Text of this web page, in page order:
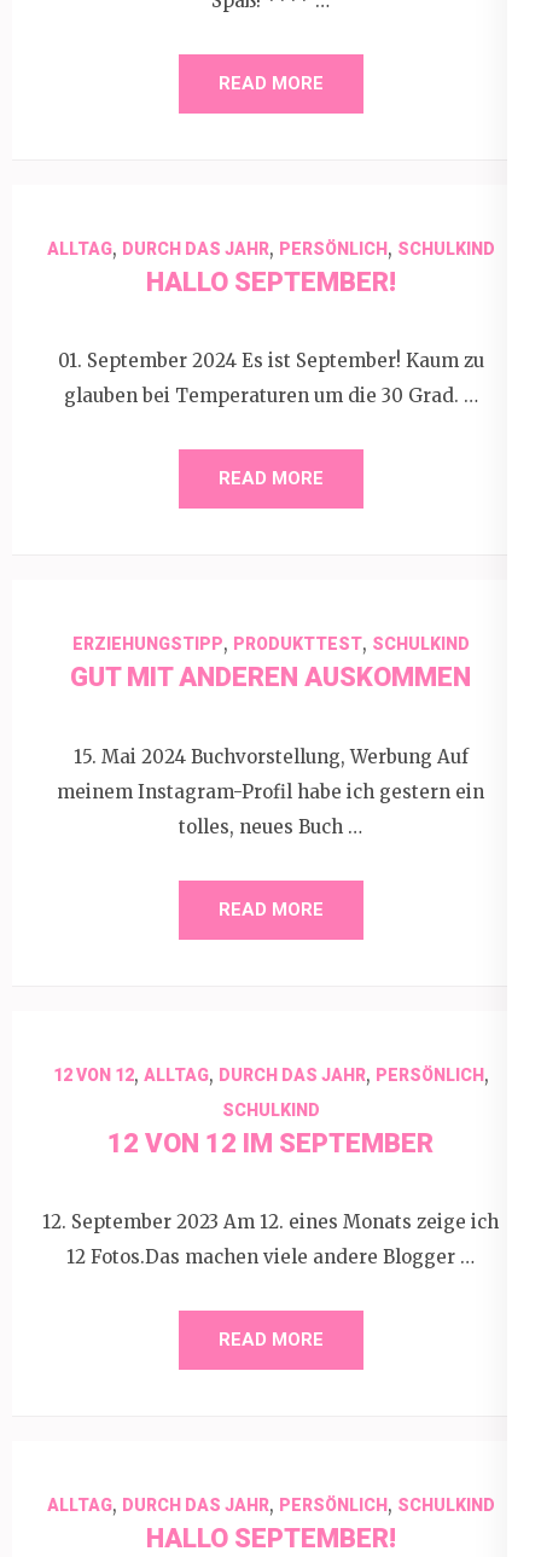
READ MORE
ALLTAG, DURCH DAS JAHR, PERSÖNLICH, SCHULKIND
HALLO SEPTEMBER!
01. September 2024 Es ist September! Kaum zu
glauben bei Temperaturen um die 30 Grad. …
READ MORE
ERZIEHUNGSTIPP, PRODUKTTEST, SCHULKIND
GUT MIT ANDEREN AUSKOMMEN
15. Mai 2024 Buchvorstellung, Werbung Auf
meinem Instagram-Profil habe ich gestern ein
tolles, neues Buch …
READ MORE
12 VON 12, ALLTAG, DURCH DAS JAHR, PERSÖNLICH,
SCHULKIND
12 VON 12 IM SEPTEMBER
12. September 2023 Am 12. eines Monats zeige ich
12 Fotos.Das machen viele andere Blogger …
READ MORE
ALLTAG, DURCH DAS JAHR, PERSÖNLICH, SCHULKIND
HALLO SEPTEMBER!